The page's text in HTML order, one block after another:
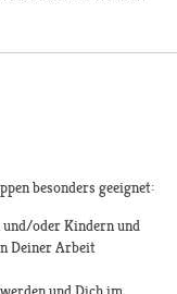
besonders geeignet:
oder Kindern und
Deiner Arbeit